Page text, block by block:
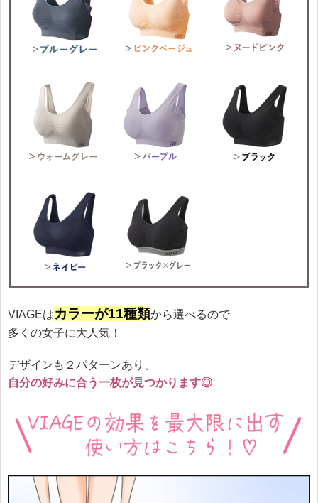
VIAGEはカラーが11種類から選べるので
多くの女子に大人気！
デザインも２パターンあり、
自分の好みに合う一枚が見つかります◎